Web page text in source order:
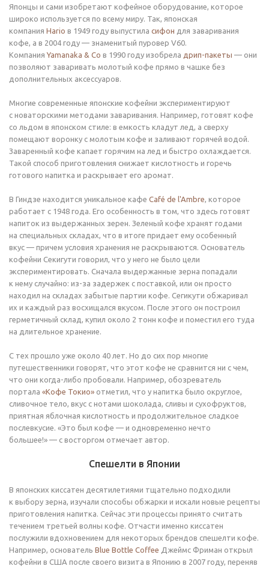
Японцы и сами изобретают кофейное оборудование, которое
широко используется по всему миру. Так, японская
компания Hario в 1949 году выпустила сифон для заваривания
кофе, а в 2004 году — знаменитый пуровер V60.
КомпанияYamanaka & Co в 1990 году изобрела дрип-пакеты — они
позволяют заваривать молотый кофе прямо в чашке без
дополнительных аксессуаров.
Многие современные японские кофейни экспериментируют
с новаторскими методами заваривания. Например, готовят кофе
со льдом в японском стиле: в емкость кладут лед, а сверху
помещают воронку с молотым кофе и заливают горячей водой.
Заваренный кофе капает горячим на лед и быстро охлаждается.
Такой способ приготовления снижает кислотность и горечь
готового напитка и раскрывает его аромат.
В Гиндзе находится уникальное кафе Café de l'Ambre, которое
работает с 1948 года. Его особенность в том, что здесь готовят
напиток из выдержанных зерен. Зеленый кофе хранят годами
на специальных складах, что в итоге придает ему особенный
вкус — причем условия хранения не раскрываются. Основатель
кофейни Секигути говорил, что у него не было цели
экспериментировать. Сначала выдержанные зерна попадали
к нему случайно: из-за задержек с поставкой, или он просто
находил на складах забытые партии кофе. Сегикути обжаривал
их и каждый раз восхищался вкусом. После этого он построил
герметичный склад, купил около 2 тонн кофе и поместил его туда
на длительное хранение.
С тех прошло уже около 40 лет. Но до сих пор многие
путешественники говорят, что этот кофе не сравнится ни с чем,
что они когда-либо пробовали. Например, обозреватель
портала «Кофе Токио» отметил, что у напитка было округлое,
сливочное тело, вкус с нотами шоколада, сливы и сухофруктов,
приятная яблочная кислотность и продолжительное сладкое
послевкусие. «Это был кофе — и одновременно нечто
большее!» — с восторгом отмечает автор.
Спешелти в Японии
В японских киссатен десятилетиями тщательно подходили
к выбору зерна, изучали способы обжарки и искали новые рецепты
приготовления напитка. Сейчас эти процессы принято считать
течением третьей волны кофе. Отчасти именно киссатен
послужили вдохновением для некоторых брендов спешелти кофе.
Например, основатель Blue Bottle Coffee Джеймс Фриман открыл
кофейни в США после своего визита в Японию в 2007 году, переняв